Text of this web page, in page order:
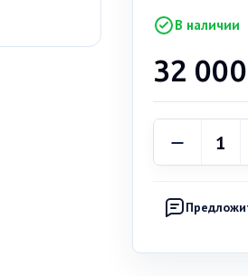
В наличии
32 000